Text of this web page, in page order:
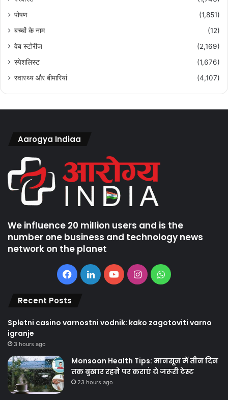
पोषण
(1,851)
बच्चों के नाम
(12)
वेब स्टोरीज
(2,169)
स्पेशलिस्ट
(1,676)
स्वास्थ्य और बीमारियां
(4,107)
Aarogya Indiaa
We influence 20 million users and is the
number one business and technology news
network on the planet
Facebook
LinkedInYouTubeInstagramWhatsApp
Recent Posts
Spletni casino varnostni vodnik: kako zagotoviti varno
igranje
3 hours ago
Monsoon Health Tips: मानसून में तीन दिन
तक बुखार रहने पर कराएं ये जरूरी टेस्ट
23 hours ago